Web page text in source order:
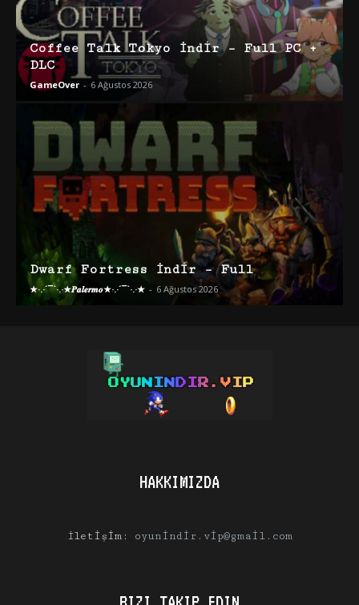
Coffee Talk Tokyo İndir – Full PC +
DLC
GameOver - 6 Ağustos 2026
Dwarf Fortress İndir – Full
★·.·´¯`·.·★𝑷𝒂𝒍𝒆𝒓𝒎𝒐★·.·´¯`·.·★ - 6 Ağustos 2026
HAKKIMIZDA
İletişim: oyunindir.vip@gmail.com